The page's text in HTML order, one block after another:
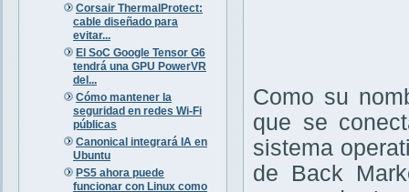
Corsair ThermalProtect:
cable diseñado para
evitar...
El SoC Google Tensor G6
tendrá una GPU PowerVR
del...
Cómo mantener la
seguridad en redes Wi-Fi
públicas
Canonical integrará IA en
Ubuntu
PS5 ahora puede
funcionar con Linux como
Como su
que se
sistema
de Back